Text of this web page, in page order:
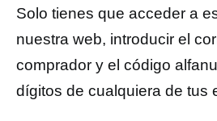
Solo tienes que acceder a
nuestra web, introducir el
comprador y el código
dígitos de cualquiera de tus